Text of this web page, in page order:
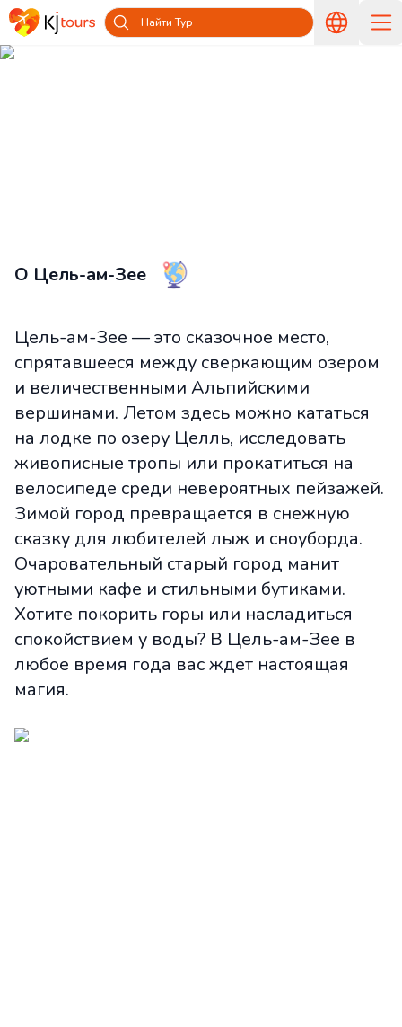
Найти Тур
О Цель-ам-Зее
Цель-ам-Зее — это сказочное место,
спрятавшееся между сверкающим озером
и величественными Альпийскими
вершинами. Летом здесь можно кататься
на лодке по озеру Целль, исследовать
живописные тропы или прокатиться на
велосипеде среди невероятных пейзажей.
Зимой город превращается в снежную
сказку для любителей лыж и сноуборда.
Очаровательный старый город манит
уютными кафе и стильными бутиками.
Хотите покорить горы или насладиться
спокойствием у воды? В Цель-ам-Зее в
любое время года вас ждет настоящая
магия.